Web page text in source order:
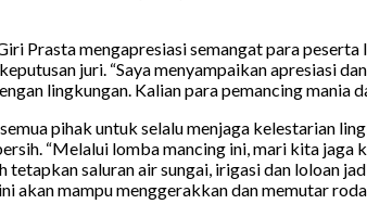
Prasta mengapresiasi semangat para
juri. “Saya menyampaikan apresiasi
lingkungan. Kalian para pemancing
pihak untuk selalu menjaga kelestarian
“Melalui lomba mancing ini, mari kita
tetapkan saluran air sungai, irigasi dan loloan
akan mampu menggerakkan dan memutar